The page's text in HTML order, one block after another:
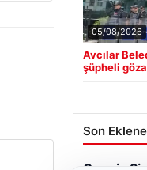
05/08/2026
Avcılar
şüpheli
Son